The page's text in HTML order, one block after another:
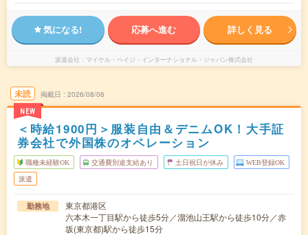
気になる! 応募へ進む 詳しく見る
派遣会社 マイケル・ペイジ・インターナショナル・ジャパン株式会社
未読
NEW
掲載日 2026/08/06
＜時給1900円＞服装自由＆デニムOK！大手証
券会社で外国株のオペレーション
職種未経験OK 交通費別途支給あり 土日祝日が休み WEB登録OK
派遣
勤務地
東京都港区
六本木一丁目駅から徒歩5分／溜池山王駅から徒歩10分／赤
坂(東京都)駅から徒歩15分